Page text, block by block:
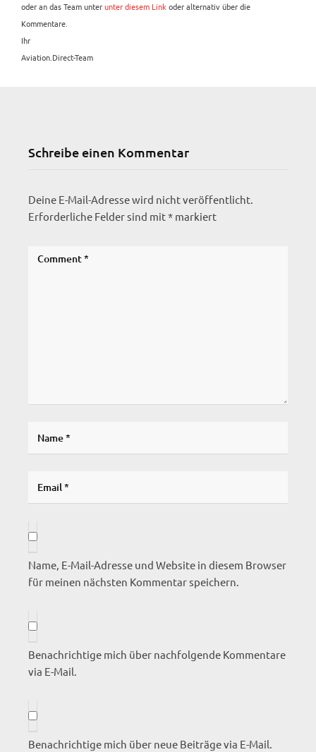
oder an das Team unterunter diesem Linkoder alternativ über die
Kommentare.
Ihr
Aviation.Direct-Team
Schreibe einen Kommentar
Deine E-Mail-Adresse wird nicht veröffentlicht.
Erforderliche Felder sind mit* markiert
Name, E-Mail-Adresse und Website in diesem Browser
für meinen nächsten Kommentar speichern.
Benachrichtige mich über nachfolgende Kommentare
via E-Mail.
Benachrichtige mich über neue Beiträge via E-Mail.